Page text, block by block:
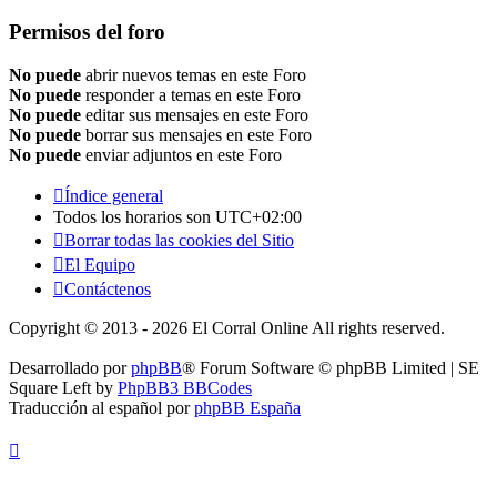
Permisos del foro
No puede abrir nuevos temas en este Foro
No puede responder a temas en este Foro
No puede editar sus mensajes en este Foro
No puede borrar sus mensajes en este Foro
No puede enviar adjuntos en este Foro
Índice general
Todos los horarios son UTC+02:00
Borrar todas las cookies del Sitio
El Equipo
Contáctenos
Copyright © 2013 - 2026 El Corral Online All rights reserved.
Desarrollado porphpBB® Forum Software © phpBB Limited | SE
Square Left by PhpBB3 BBCodes
Traducción al español porphpBB España